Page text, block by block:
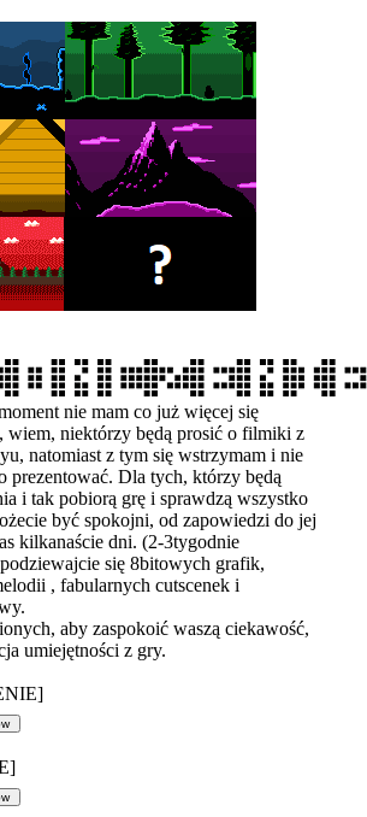
nie mam co już więcej się
wiem, niektórzy będą prosić o filmiki z
natomiast z tym się wstrzymam i nie
prezentować. Dla tych, którzy będą
i tak pobiorą grę i sprawdzą wszystko
być spokojni, od zapowiedzi do jej
kilkanaście dni. (2-3tygodnie
się 8bitowych grafik,
, fabularnych cutscenek i
aby zaspokoić waszą ciekawość,
umiejętności z gry.